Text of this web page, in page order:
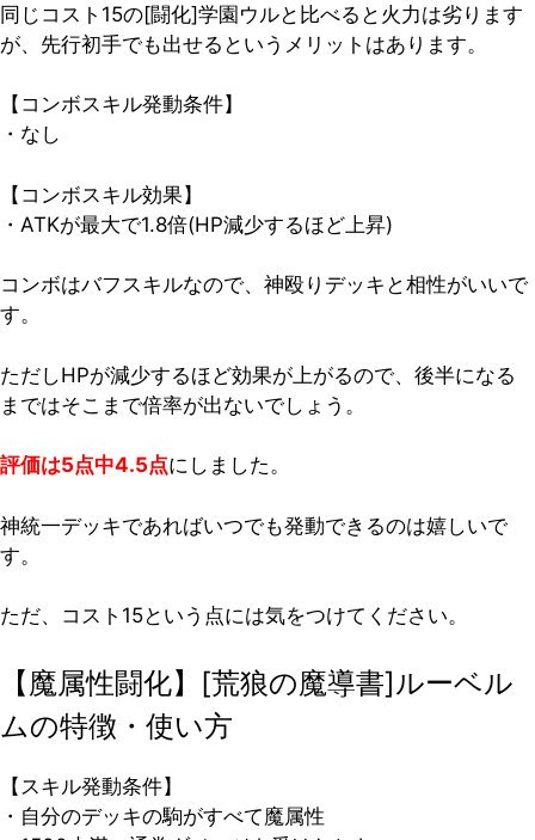
同じコスト15の[闘化]学園ウルと比べると火力は劣ります
が、先行初手でも出せるというメリットはあります。
【コンボスキル発動条件】
・なし
【コンボスキル効果】
・ATKが最大で1.8倍(HP減少するほど上昇)
コンボはバフスキルなので、神殴りデッキと相性がいいで
す。
ただしHPが減少するほど効果が上がるので、後半になる
まではそこまで倍率が出ないでしょう。
評価は5点中4.5点にしました。
神統一デッキであればいつでも発動できるのは嬉しいで
す。
ただ、コスト15という点には気をつけてください。
【魔属性闘化】[荒狼の魔導書]ルーベル
ムの特徴・使い方
【スキル発動条件】
・自分のデッキの駒がすべて魔属性